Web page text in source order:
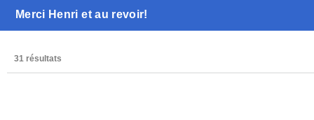
Merci Henri et au revoir!
31 résultats